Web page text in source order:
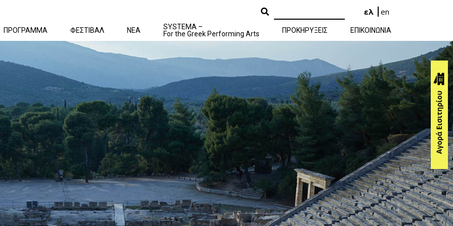
ελ en
ΠΡΟΓΡΑΜΜΑ ΦΕΣΤΙΒΑΛ ΝΕΑ
SYSTEMA –
For the Greek Performing Arts
ΠΡΟΚΗΡΥΞΕΙΣ ΕΠΙΚΟΙΝΩΝΙΑ